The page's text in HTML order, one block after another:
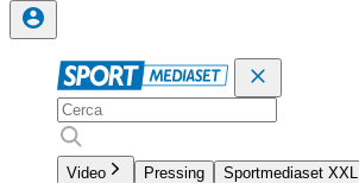
Video Pressing Sportmediaset XXL